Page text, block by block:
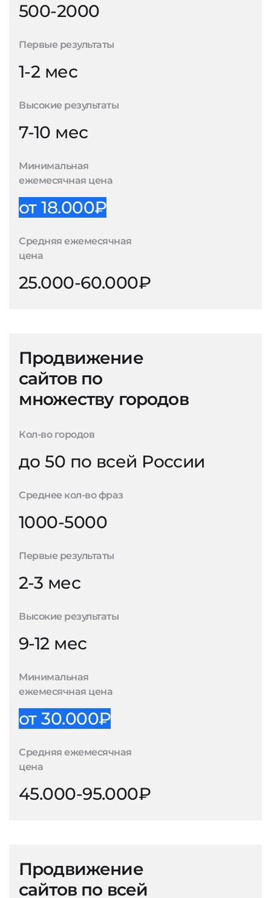
500-2000
Первые результаты
1-2 мес
Высокие результаты
7-10 мес
Минимальная
ежемесячная цена
от 18.000₽
Средняя ежемесячная
цена
25.000-60.000₽
Продвижение
сайтов по
множеству городов
Кол-во городов
до 50 по всей России
Среднее кол-во фраз
1000-5000
Первые результаты
2-3 мес
Высокие результаты
9-12 мес
Минимальная
ежемесячная цена
от 30.000₽
Средняя ежемесячная
цена
45.000-95.000₽
Продвижение
сайтов по всей